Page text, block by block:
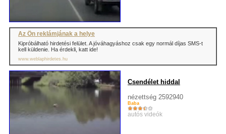
Az Ön reklámjának a helye
Kipróbálható hirdetési felület. A jóváhagyáshoz csak egy normál díjas SMS-t
kell küldenie. Ha érdekli, katt ide!
www.weblaphirdetes.hu
Csendélet hiddal
nézettség 2592940
Baba
autós videók